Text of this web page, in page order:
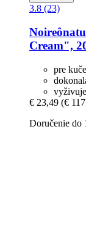
3.8 (23)
Cream",
pre
€ 23,49 (€
Doručenie do